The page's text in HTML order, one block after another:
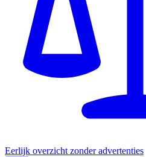
Eerlijk overzicht zonder advertenties